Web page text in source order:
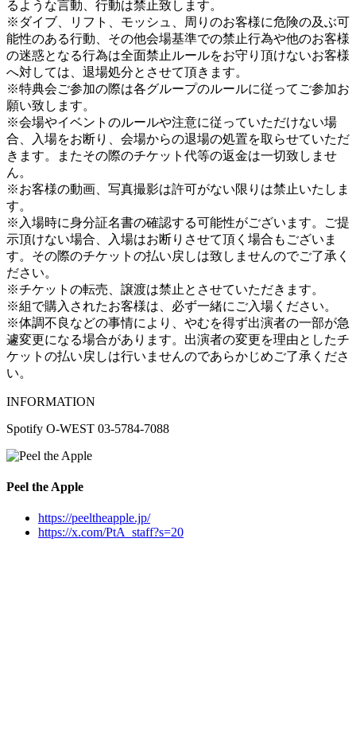
るような言動、行動は禁止致します。
※ダイブ、リフト、モッシュ、周りのお客様に危険の及ぶ可
能性のある行動、その他会場基準での禁止行為や他のお客様
の迷惑となる行為は全面禁止ルールをお守り頂けないお客様
へ対しては、退場処分とさせて頂きます。
※特典会ご参加の際は各グループのルールに従ってご参加お
願い致します。
※会場やイベントのルールや注意に従っていただけない場
合、入場をお断り、会場からの退場の処置を取らせていただ
きます。またその際のチケット代等の返金は一切致しませ
ん。
※お客様の動画、写真撮影は許可がない限りは禁止いたしま
す。
※入場時に身分証名書の確認する可能性がございます。ご提
示頂けない場合、入場はお断りさせて頂く場合もございま
す。その際のチケットの払い戻しは致しませんのでご了承く
ださい。
※チケットの転売、譲渡は禁止とさせていただきます。
※組で購入されたお客様は、必ず一緒にご入場ください。
※体調不良などの事情により、やむを得ず出演者の一部が急
遽変更になる場合があります。出演者の変更を理由としたチ
ケットの払い戻しは行いませんのであらかじめご了承くださ
い。
INFORMATION
Spotify O-WEST 03-5784-7088
Peel the Apple
https://peeltheapple.jp/
https://x.com/PtA_staff?s=20